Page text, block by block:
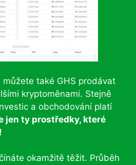
také GHS prodávat
kryptoměnami. Stejně
a obchodování platí
jen ty prostředky, které
okamžitě těžit. Průběh